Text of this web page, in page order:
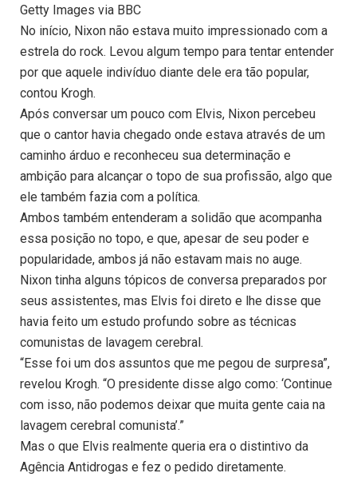
Getty Images via BBC
No início, Nixon não estava muito impressionado com a
estrela do rock. Levou algum tempo para tentar entender
por que aquele indivíduo diante dele era tão popular,
contou Krogh.
Após conversar um pouco com Elvis, Nixon percebeu
que o cantor havia chegado onde estava através de um
caminho árduo e reconheceu sua determinação e
ambição para alcançar o topo de sua profissão, algo que
ele também fazia com a política.
Ambos também entenderam a solidão que acompanha
essa posição no topo, e que, apesar de seu poder e
popularidade, ambos já não estavam mais no auge.
Nixon tinha alguns tópicos de conversa preparados por
seus assistentes, mas Elvis foi direto e lhe disse que
havia feito um estudo profundo sobre as técnicas
comunistas de lavagem cerebral.
“Esse foi um dos assuntos que me pegou de surpresa”,
revelou Krogh. “O presidente disse algo como: ‘Continue
com isso, não podemos deixar que muita gente caia na
lavagem cerebral comunista’.”
Mas o que Elvis realmente queria era o distintivo da
Agência Antidrogas e fez o pedido diretamente.